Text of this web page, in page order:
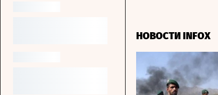
НОВОСТИ INFOX